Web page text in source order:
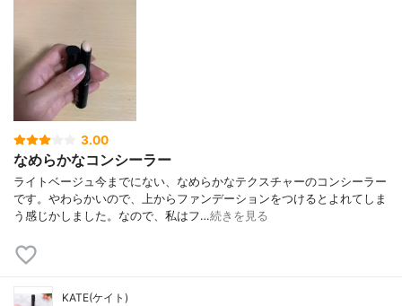
3.00
なめらかなコンシーラー
ライトベージュ今までにない、なめらかなテクスチャーのコンシーラー
です。やわらかいので、上からファンデーションをつけるとよれてしま
う感じかしました。なので、私はフ…続きを見る
KATE(ケイト)